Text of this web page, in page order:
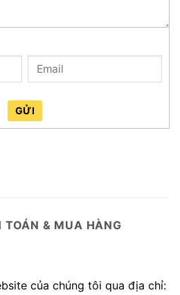
GỬI
TOÁN & MUA HÀNG
của chúng tôi qua địa chỉ: